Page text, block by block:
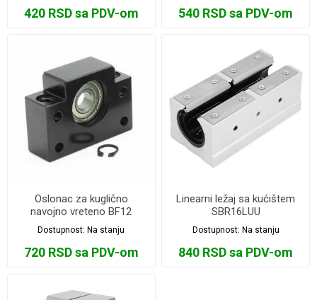
420 RSD sa PDV-om 540 RSD sa PDV-om
Oslonac za kuglično
navojno vreteno BF12
Dostupnost: Na stanju
720 RSD sa PDV-om
Linearni ležaj sa kućištem
SBR16LUU
Dostupnost: Na stanju
840 RSD sa PDV-om